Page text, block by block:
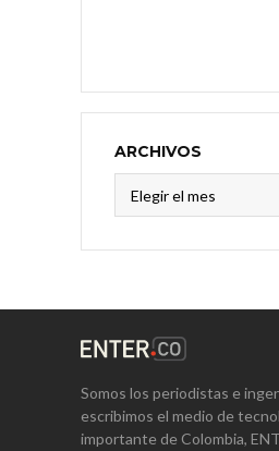
ARCHIVOS
Somos los periodistas e
escribimos el medio de
importante de Colombia,